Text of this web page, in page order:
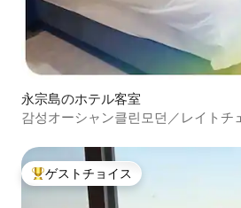
永宗島のホテル客室
감성オーシャン클린모던／レイトチ
大好評のゲストチョイスです。
ゲストチョイス